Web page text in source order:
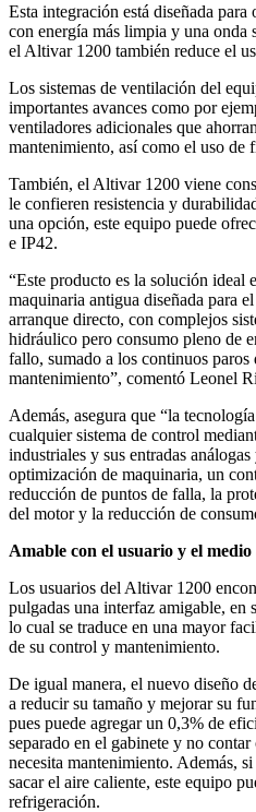
Esta integración está diseñada
con energía más limpia y una
el Altivar 1200 también reduce el
Los sistemas de ventilación del
importantes avances como por
ventiladores adicionales que
mantenimiento, así como el uso de
También, el Altivar 1200 viene
le confieren resistencia y
una opción, este equipo puede
e IP42.
“Este producto es la solución ideal
maquinaria antigua diseñada para
arranque directo, con complejos
hidráulico pero consumo pleno de
fallo, sumado a los continuos
mantenimiento”, comentó Leonel
Además, asegura que “la
cualquier sistema de control
industriales y sus entradas
optimización de maquinaria, un
reducción de puntos de falla, la
del motor y la reducción de
Amable con el usuario y el medio
Los usuarios del Altivar 1200
pulgadas una interfaz amigable,
lo cual se traduce en una mayor
de su control y mantenimiento.
De igual manera, el nuevo diseño
a reducir su tamaño y mejorar su
pues puede agregar un 0,3% de
separado en el gabinete y no
necesita mantenimiento. Además,
sacar el aire caliente, este equipo
refrigeración.